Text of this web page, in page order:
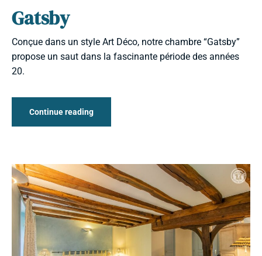
Gatsby
Conçue dans un style Art Déco, notre chambre “Gatsby”
propose un saut dans la fascinante période des années
20.
Continue reading